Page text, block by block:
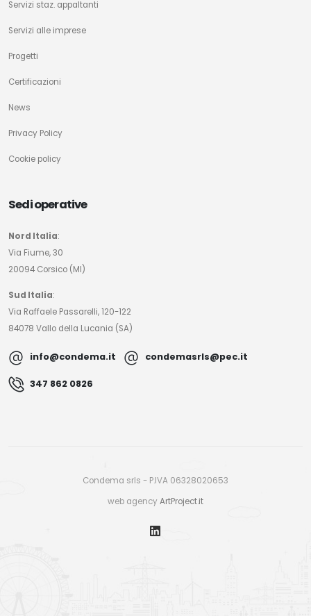
Servizi staz. appaltanti
Servizi alle imprese
Progetti
Certificazioni
News
Privacy Policy
Cookie policy
Sedi operative
Nord Italia:
Via Fiume, 30
20094 Corsico (MI)
Sud Italia:
Via Raffaele Passarelli, 120-122
84078 Vallo della Lucania (SA)
info@condema.it condemasrls@pec.it
347 862 0826
Condema srls - P.IVA 06328020653
web agency ArtProject.it